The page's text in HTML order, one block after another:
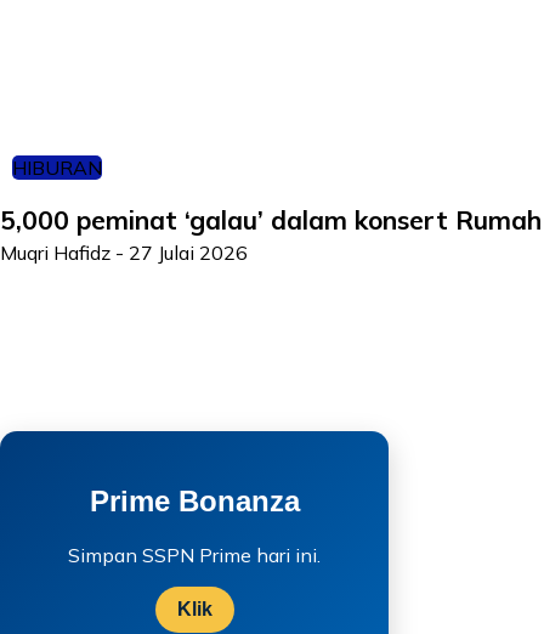
HIBURAN
5,000 peminat ‘galau’ dalam konsert
Muqri Hafidz - 27 Julai 2026
Prime Bonanza
Simpan SSPN Prime hari ini.
Klik